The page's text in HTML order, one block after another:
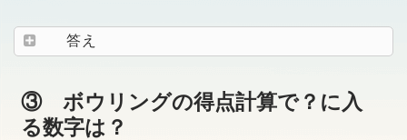
答え
③ ボウリングの得点計算で？に入
る数字は？